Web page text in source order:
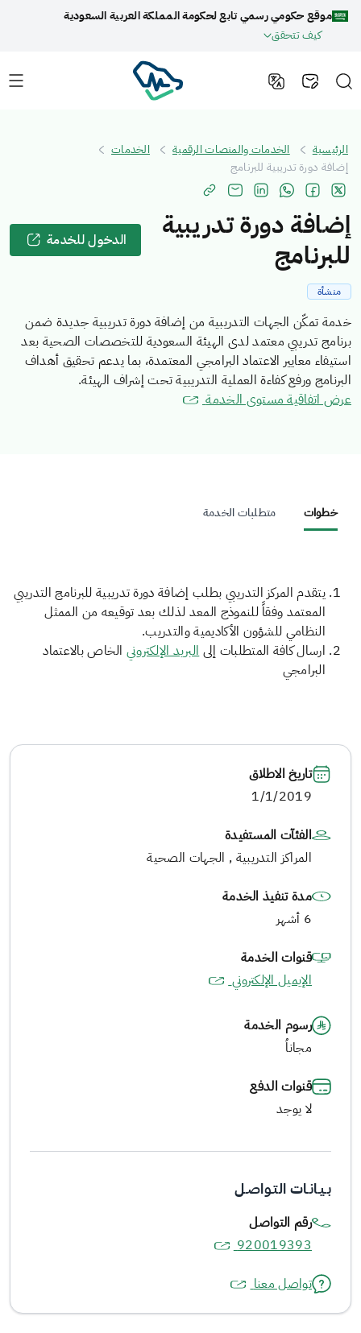
موقع حكومي رسمي تابع لحكومة المملكة العربية السعودية
كيف تتحقق
الرئيسية الخدمات والمنصات الرقمية
الخدمات
إضافة دورة تدريبية للبرنامج
إضافة دورة تدريبية
للبرنامج
الدخول للخدمة
منشأة
خدمة تمكّن الجهات التدريبية من إضافة دورة تدريبية جديدة ضمن
برنامج تدريبي معتمد لدى الهيئة السعودية للتخصصات الصحية بعد
استيفاء معايير الاعتماد البرامجي المعتمدة، بما يدعم تحقيق أهداف
البرنامج ورفع كفاءة العملية التدريبية تحت إشراف الهيئة.
عرض اتفاقية مستوى الخدمة
خطوات متطلبات الخدمة
يتقدم المركز التدريبي بطلب إضافة دورة تدريبية للبرنامج التدريبي
المعتمد وفقاً للنموذج المعد لذلك بعد توقيعه من الممثل
النظامي للشؤون الأكاديمية والتدريب.
ارسال كافة المتطلبات إلىالبريد الإلكترونيالخاص بالاعتماد
البرامجي
تاريخ الاطلاق
1/1/2019
الفئآت المستفيدة
المراكز التدريبية , الجهات الصحية
مدة تنفيذ الخدمة
6 أشهر
قنوات الخدمة
الإيميل الإلكتروني
رسوم الخدمة
مجاناُ
قنوات الدفع
لا يوجد
بـيـانـات التـواصـل
رقم التواصل
920019393
تواصل معنا